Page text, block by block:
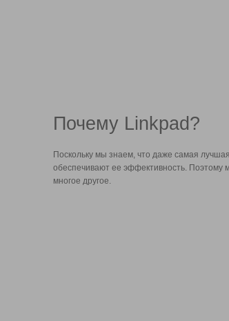
Почему Linkpad?
Поскольку мы знаем, что даже самая
обеспечивают ее эффективность. Поэтому
многое другое.